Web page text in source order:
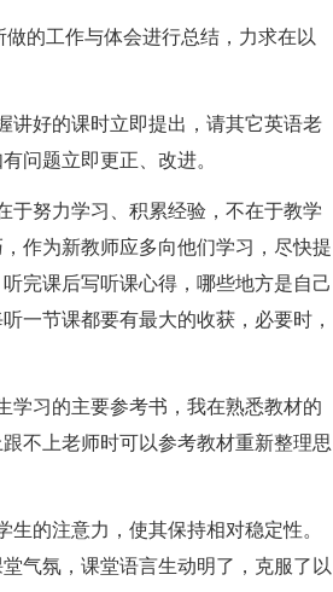
的工作与体会进行总结，力求在以
讲好的课时立即提出，请其它英语老
问题立即更正、改进。
于努力学习、积累经验，不在于教学
作为新教师应多向他们学习，尽快提
完课后写听课心得，哪些地方是自己
一节课都要有最大的收获，必要时，
学习的主要参考书，我在熟悉教材的
不上老师时可以参考教材重新整理思
的注意力，使其保持相对稳定性。
气氛，课堂语言生动明了，克服了以